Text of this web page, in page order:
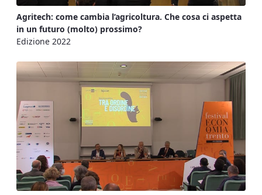
Agritech: come cambia l’agricoltura. Che cosa ci aspetta
in un futuro (molto) prossimo?
Edizione 2022